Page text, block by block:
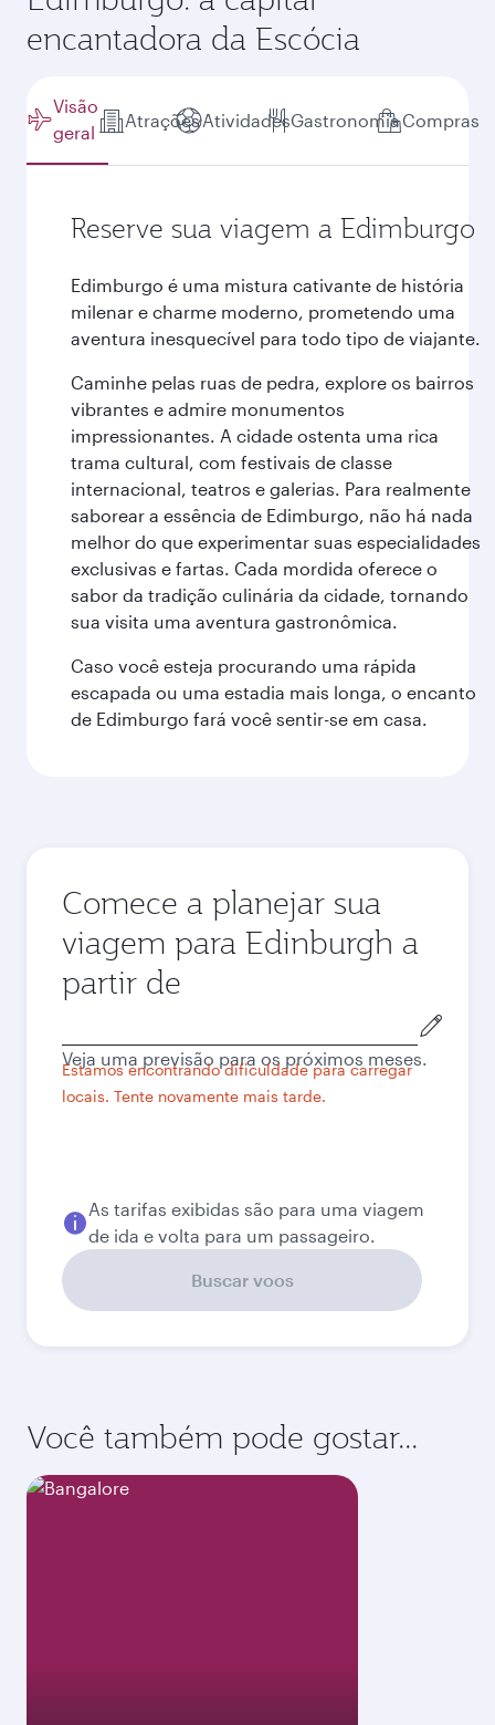
encantadora da Escócia
Visão
geral
AtraçõesAtividadesGastronomiaCompras
Reserve sua viagem a Edimburgo
Edimburgo é uma mistura cativante de história
milenar e charme moderno, prometendo uma
aventura inesquecível para todo tipo de viajante.
Caminhe pelas ruas de pedra, explore os bairros
vibrantes e admire monumentos
impressionantes. A cidade ostenta uma rica
trama cultural, com festivais de classe
internacional, teatros e galerias. Para realmente
saborear a essência de Edimburgo, não há nada
melhor do que experimentar suas especialidades
exclusivas e fartas. Cada mordida oferece o
sabor da tradição culinária da cidade, tornando
sua visita uma aventura gastronômica.
Caso você esteja procurando uma rápida
escapada ou uma estadia mais longa, o encanto
de Edimburgo fará você sentir-se em casa.
Comece a planejar sua
viagem para Edinburgh a
partir de
de
origem
Estamos encontrando dificuldade para carregar
locais. Tente novamente mais tarde.
Veja uma previsão para os próximos meses.
As tarifas exibidas são para uma viagem
de ida e volta para um passageiro.
Buscar voos
Você também pode gostar...